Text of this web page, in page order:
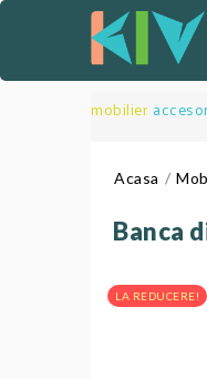
mobilier
Acasa
Banca
LA REDUCERE!